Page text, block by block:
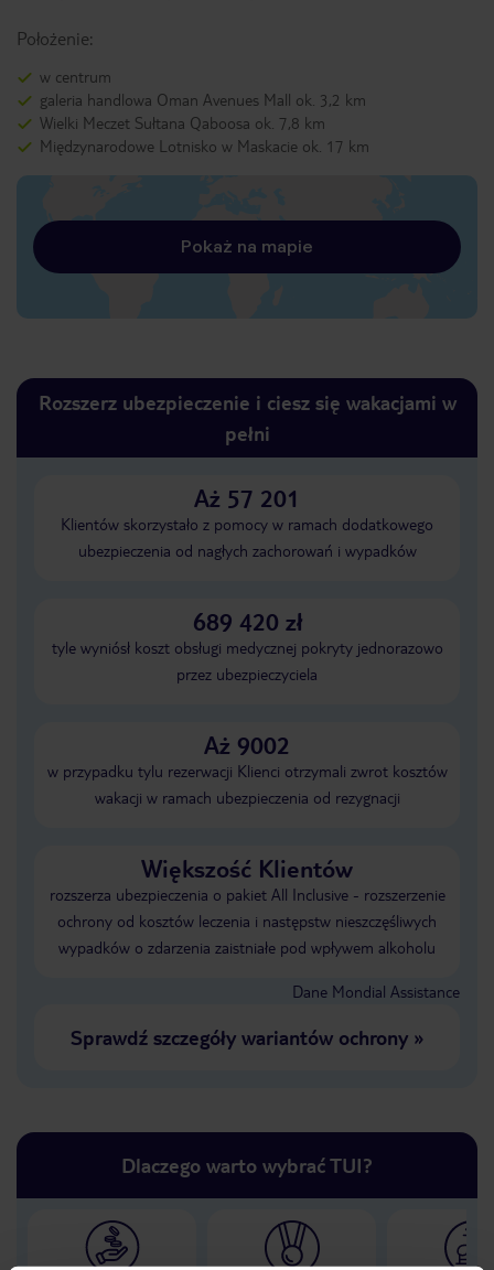
Położenie:
w centrum
galeria handlowa Oman Avenues Mall ok. 3,2 km
Wielki Meczet Sułtana Qaboosa ok. 7,8 km
Międzynarodowe Lotnisko w Maskacie ok. 17 km
Pokaż na mapie
Rozszerz ubezpieczenie i ciesz się wakacjami w
pełni
Aż 57 201
Klientów skorzystało z pomocy w ramach dodatkowego
ubezpieczenia od nagłych zachorowań i wypadków
689 420 zł
tyle wyniósł koszt obsługi medycznej pokryty jednorazowo
przez ubezpieczyciela
Aż 9002
w przypadku tylu rezerwacji Klienci otrzymali zwrot kosztów
wakacji w ramach ubezpieczenia od rezygnacji
Większość Klientów
rozszerza ubezpieczenia o pakiet All Inclusive - rozszerzenie
ochrony od kosztów leczenia i następstw nieszczęśliwych
wypadków o zdarzenia zaistniałe pod wpływem alkoholu
Dane Mondial Assistance
Sprawdź szczegóły wariantów ochrony»
Dlaczego warto wybrać TUI?